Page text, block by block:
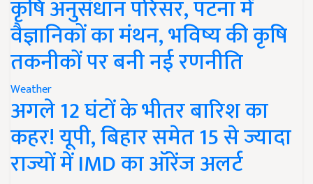
कृषि अनुसंधान परिसर, पटना में
वैज्ञानिकों का मंथन, भविष्य की कृषि
तकनीकों पर बनी नई रणनीति
Weather
अगले 12 घंटों के भीतर बारिश का
कहर! यूपी, बिहार समेत 15 से ज्यादा
राज्यों में IMD का ऑरेंज अलर्ट